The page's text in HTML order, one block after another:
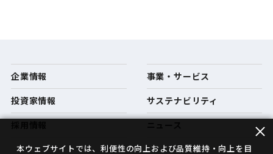
企業情報
事業・サービス
投資家情報
サステナビリティ
本ウェブサイトでは、利便性の向上および品質維持・向上を目